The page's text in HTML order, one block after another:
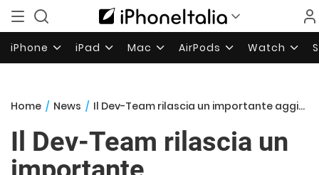
iPhone iPad Mac AirPods Watch
Home / News / Il Dev-Team rilascia un importante aggiornamento di Redsn0w (0.9.15b1) con nuove opzioni per il ripristino e supporto al jailbreak untethered di iOS 6 su iPhone 3GS
Il Dev-Team rilascia un